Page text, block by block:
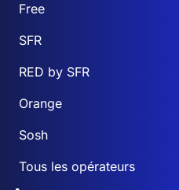
Free
SFR
RED by SFR
Orange
Sosh
Tous les opérateurs